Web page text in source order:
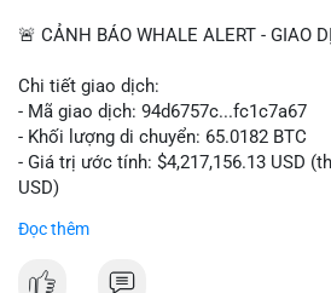
🚨 CẢNH BÁO WHALE ALERT - GIAO
Chi tiết giao dịch:
- Mã giao dịch: 94d6757c...fc1c7a67
- Khối lượng di chuyển: 65.0182 BTC
- Giá trị ước tính: $4,217,156.13 USD
USD)
Đọc thêm